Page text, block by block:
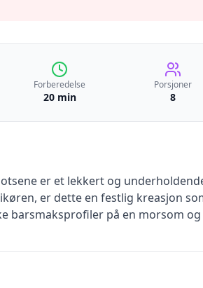
Forberedelse
20 min
Porsjoner
8
er et lekkert og
er dette en festlig kreasjon
barsmaksprofiler på en morsom